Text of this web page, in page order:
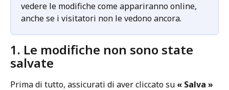
vedere le modifiche come appariranno online,
anche se i visitatori non le vedono ancora.
1. Le modifiche non sono state
salvate
Prima di tutto, assicurati di aver cliccato su « Salva »